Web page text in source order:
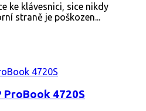
ke klávesnici, sice nikdy
straně je poškozen...
4720S